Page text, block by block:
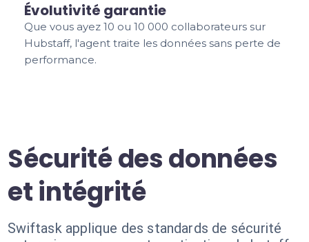
Évolutivité garantie
Que vous ayez 10 ou 10 000 collaborateurs sur
Hubstaff, l'agent traite les données sans perte de
performance.
Sécurité des données
et intégrité
Swiftask applique des standards de sécurité